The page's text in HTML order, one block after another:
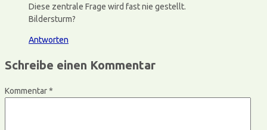
Diese zentrale Frage wird fast nie gestellt.
Bildersturm?
Antworten
Schreibe einen Kommentar
Kommentar*